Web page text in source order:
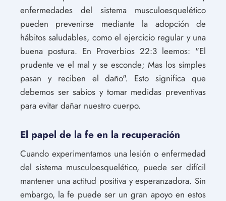
enfermedades del sistema musculoesquelético
pueden prevenirse mediante la adopción de
hábitos saludables, como el ejercicio regular y una
buena postura. En Proverbios 22:3 leemos: "El
prudente ve el mal y se esconde; Mas los simples
pasan y reciben el daño". Esto significa que
debemos ser sabios y tomar medidas preventivas
para evitar dañar nuestro cuerpo.
El papel de la fe en la recuperación
Cuando experimentamos una lesión o enfermedad
del sistema musculoesquelético, puede ser difícil
mantener una actitud positiva y esperanzadora. Sin
embargo, la fe puede ser un gran apoyo en estos